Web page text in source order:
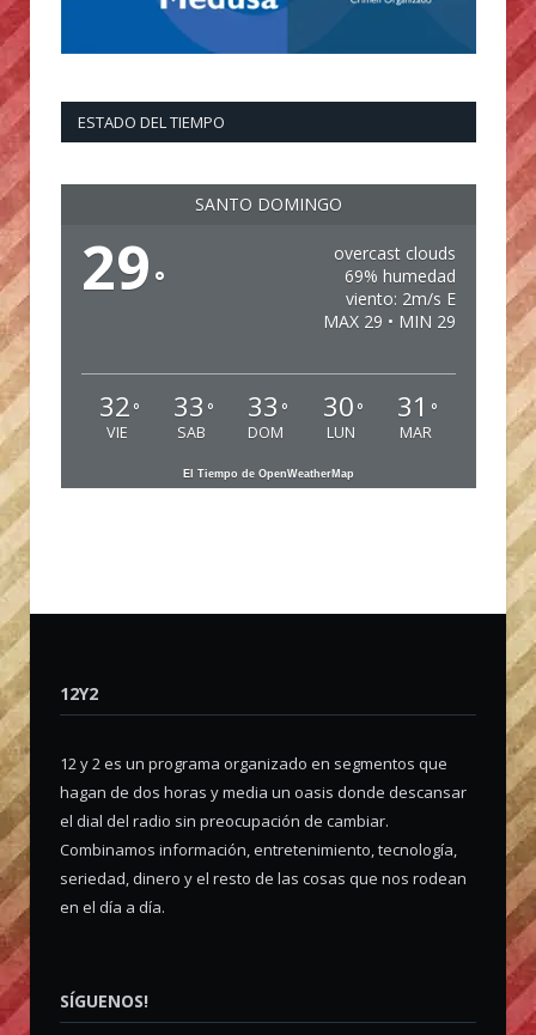
ESTADO DEL TIEMPO
SANTO DOMINGO
29 °
overcast clouds
69% humedad
viento: 2m/s E
MAX 29 • MIN 29
32 °
VIE
33 °
SAB
33 °
DOM
30 °
LUN
31 °
MAR
El Tiempo de OpenWeatherMap
12Y2
12 y 2 es un programa organizado en segmentos que
hagan de dos horas y media un oasis donde descansar
el dial del radio sin preocupación de cambiar.
Combinamos información, entretenimiento, tecnología,
seriedad, dinero y el resto de las cosas que nos rodean
en el día a día.
SÍGUENOS!